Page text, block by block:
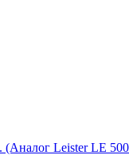
(Аналог Leister LE